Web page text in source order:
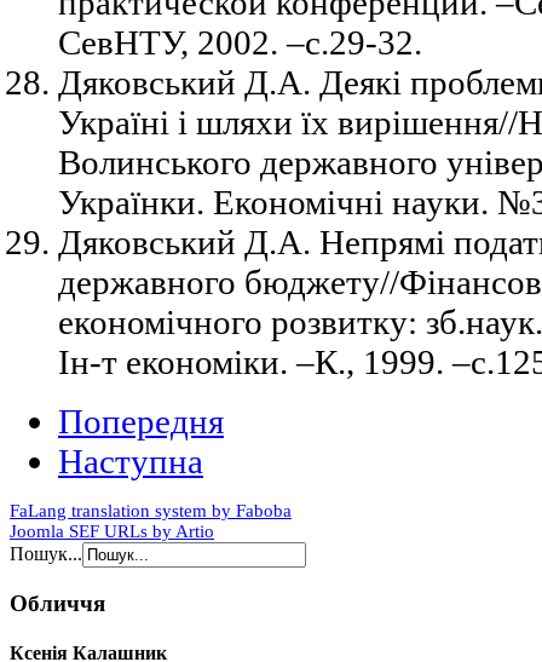
СевНТУ, 2002. –с.29-32.
Дяковський Д.А. Деякі
Україні і шляхи їх вирішення//
Волинського державного
Українки. Економічні науки.
Дяковський Д.А. Непрямі
державного бюджету//
економічного розвитку:
Ін-т економіки. –К., 1999.
Попередня
Наступна
FaLang translation system by Faboba
Joomla SEF URLs by Artio
Пошук...
Обличчя
Ксенія Калашник